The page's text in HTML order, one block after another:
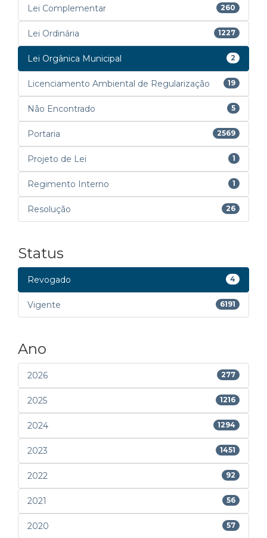
Lei Complementar 260
Lei Ordinária 1227
Lei Orgânica Municipal 2
Licenciamento Ambiental de Regularização 19
Não Encontrado 5
Portaria 2569
Projeto de Lei 1
Regimento Interno 1
Resolução 26
Status
Revogado 4
Vigente 6191
Ano
2026 277
2025 1216
2024 1294
2023 1451
2022 92
2021 56
2020 57